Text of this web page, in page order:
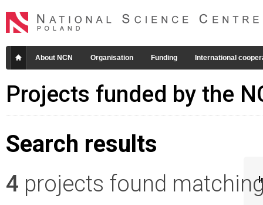
About NCN Organisation Funding International
Projects funded by the
Search results
4 projects found